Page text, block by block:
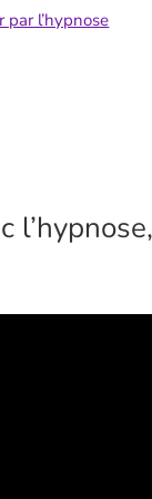
par l’hypnose